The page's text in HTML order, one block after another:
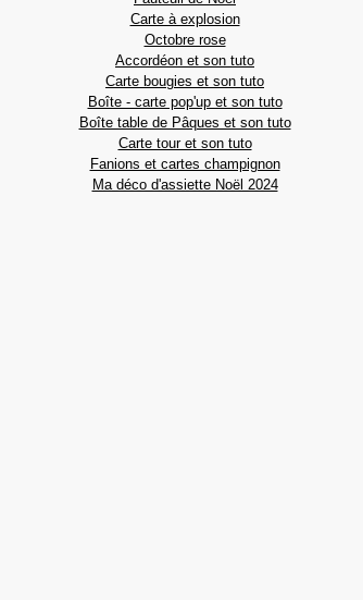
Carte à explosion
Octobre rose
Accordéon et son tuto
Carte bougies et son tuto
Boîte - carte pop'up et son tuto
Boîte table de Pâques et son tuto
Carte tour et son tuto
Fanions et cartes champignon
Ma déco d'assiette Noël 2024